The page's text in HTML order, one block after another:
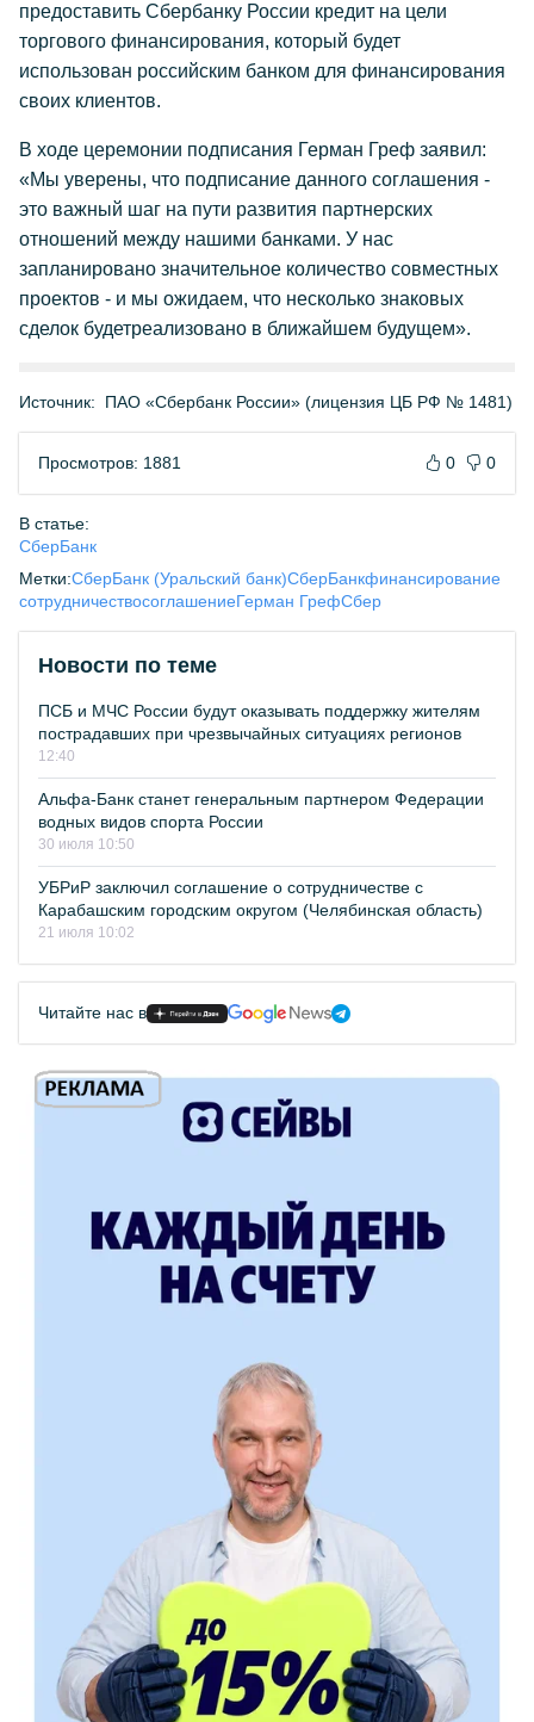
предоставить Сбербанку России кредит на цели
торгового финансирования, который будет
использован российским банком для финансирования
своих клиентов.
В ходе церемонии подписания Герман Греф заявил:
«Мы уверены, что подписание данного соглашения -
это важный шаг на пути развития партнерских
отношений между нашими банками. У нас
запланировано значительное количество совместных
проектов - и мы ожидаем, что несколько знаковых
сделок будетреализовано в ближайшем будущем».
Источник: ПАО «Сбербанк России» (лицензия ЦБ РФ № 1481)
Просмотров: 1881 0 0
В статье:
СберБанк
Метки:СберБанк (Уральский банк)СберБанкфинансирование
сотрудничествосоглашениеГерман ГрефСбер
Новости по теме
ПСБ и МЧС России будут оказывать поддержку жителям
пострадавших при чрезвычайных ситуациях регионов
12:40
Альфа-Банк станет генеральным партнером Федерации
водных видов спорта России
30 июля 10:50
УБРиР заключил соглашение о сотрудничестве с
Карабашским городским округом (Челябинская область)
21 июля 10:02
Читайте нас в